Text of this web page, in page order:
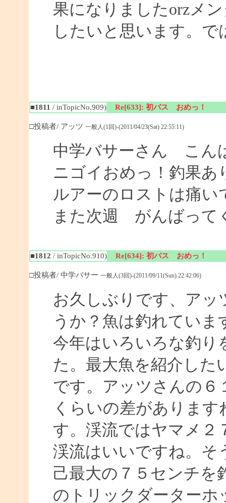
果になりましたorzメ
したいと思います。で
■1811 / inTopicNo.909) Re[633]: 初バス おめっ！
□投稿者/ アッツ 一般人(1回)-(2011/04/23(Sat) 22:55:11)
中学バサーさん こん
ニゴイおめっ！釣果あ
ルアーのロストは痛い
また次週 がんばって
■1812 / inTopicNo.910) Re[634]: 初バス おめっ！
□投稿者/ 中学バサー 一般人(3回)-(2011/09/11(Sun) 22:42:06)
お久しぶりです、アッ
うか？魚は釣れていま
今年はいろいろな釣り
た。最大魚を紹介した
です。アッツさんの６
くらいの差がありま
す。渓流ではヤマメ２
渓流はいいですね。そ
己最大の７５センチを
のトリックダーターホ